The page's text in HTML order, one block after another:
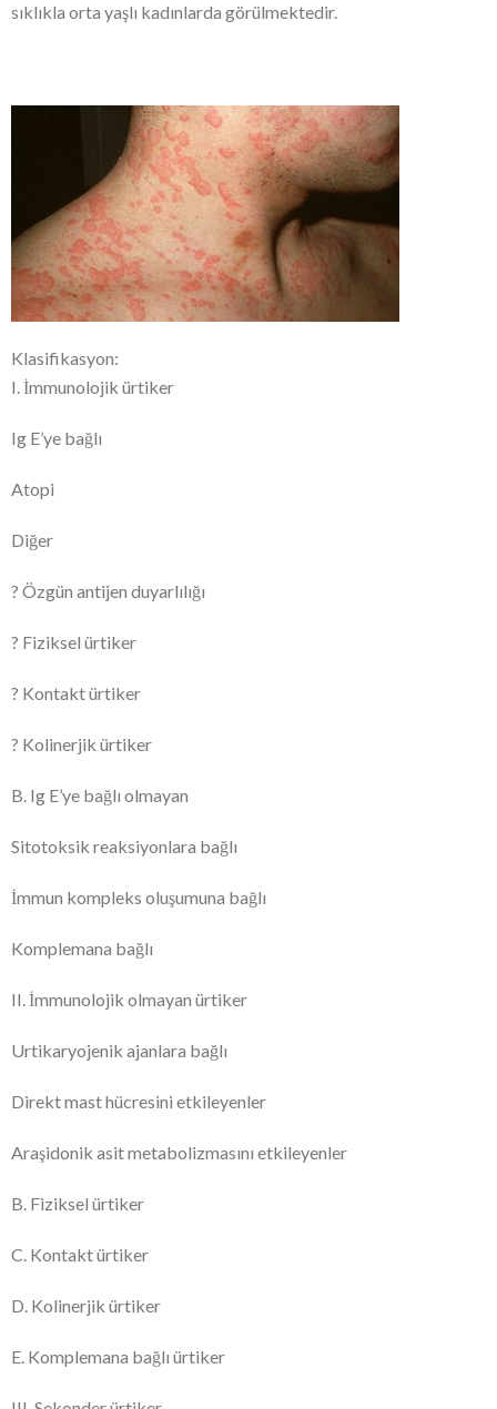
sıklıkla orta yaşlı kadınlarda görülmektedir.
Klasifikasyon:
I. İmmunolojik ürtiker
Ig E’ye bağlı
Atopi
Diğer
? Özgün antijen duyarlılığı
? Fiziksel ürtiker
? Kontakt ürtiker
? Kolinerjik ürtiker
B. Ig E’ye bağlı olmayan
Sitotoksik reaksiyonlara bağlı
İmmun kompleks oluşumuna bağlı
Komplemana bağlı
II. İmmunolojik olmayan ürtiker
Urtikaryojenik ajanlara bağlı
Direkt mast hücresini etkileyenler
Araşidonik asit metabolizmasını etkileyenler
B. Fiziksel ürtiker
C. Kontakt ürtiker
D. Kolinerjik ürtiker
E. Komplemana bağlı ürtiker